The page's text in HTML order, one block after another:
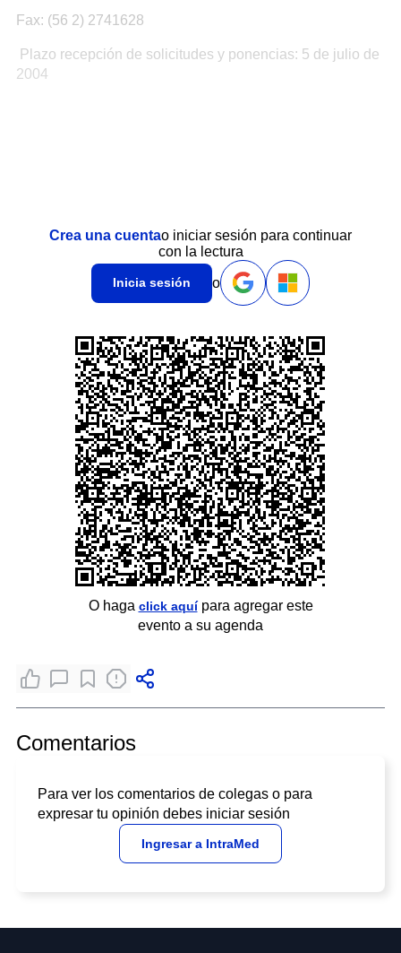
Fax: (56 2) 2741628
Plazo recepción de solicitudes y ponencias: 5 de julio de
2004
Crea una cuentao iniciar sesión para continuar
con la lectura
Inicia sesión o
O haga click aquípara agregar este
evento a su agenda
Comentarios
Para ver los comentarios de colegas o para
expresar tu opinión debes iniciar sesión
Ingresar a IntraMed